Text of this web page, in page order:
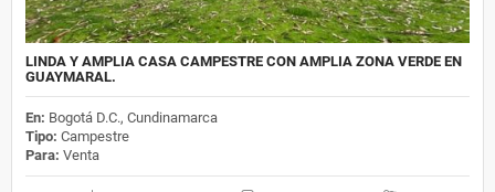
LINDA Y AMPLIA CASA CAMPESTRE CON AMPLIA ZONA VERDE EN
GUAYMARAL.
En: Bogotá D.C., Cundinamarca
Tipo: Campestre
Para: Venta